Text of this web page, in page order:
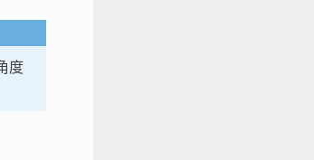
度